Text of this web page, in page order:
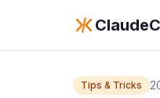
Tips & Tricks